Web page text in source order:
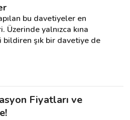
bu davetiyeler en
yalnızca kına
şık bir davetiye de
Fiyatları ve